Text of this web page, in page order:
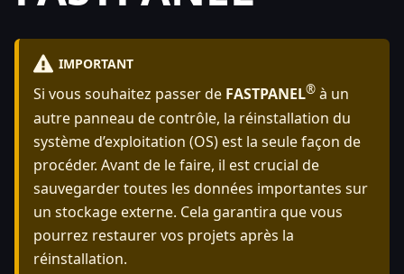
IMPORTANT
Si vous souhaitez passer de FASTPANEL® à un
autre panneau de contrôle, la réinstallation du
système d’exploitation (OS) est la seule façon de
procéder. Avant de le faire, il est crucial de
sauvegarder toutes les données importantes sur
un stockage externe. Cela garantira que vous
pourrez restaurer vos projets après la
réinstallation.